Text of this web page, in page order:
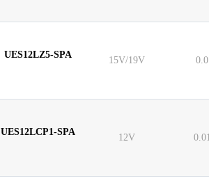
UES12LZ5-SPA
15V/19V
UES12LCP1-SPA
12V